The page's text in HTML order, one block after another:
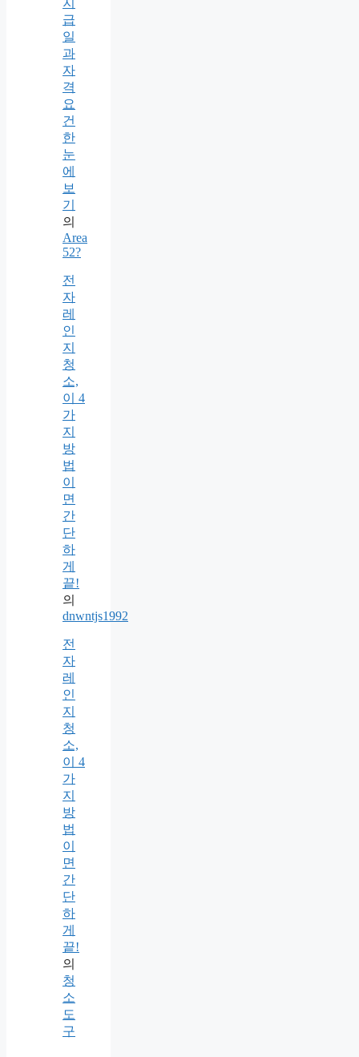
지
급
일
과
자
격
요
건
한
눈
에
보
기
의
Area
52?
전
자
레
인
지
청
소,
이 4
가
지
방
법
이
면
간
단
하
게
끝!
의
dnwntjs1992
전
자
레
인
지
청
소,
이 4
가
지
방
법
이
면
간
단
하
게
끝!
의
청
소
도
구